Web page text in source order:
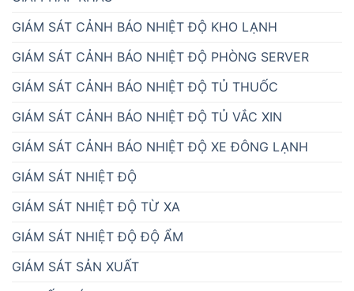
GIÁM SÁT CẢNH BÁO NHIỆT ĐỘ KHO LẠNH
GIÁM SÁT CẢNH BÁO NHIỆT ĐỘ PHÒNG SERVER
GIÁM SÁT CẢNH BÁO NHIỆT ĐỘ TỦ THUỐC
GIÁM SÁT CẢNH BÁO NHIỆT ĐỘ TỦ VẮC XIN
GIÁM SÁT CẢNH BÁO NHIỆT ĐỘ XE ĐÔNG LẠNH
GIÁM SÁT NHIỆT ĐỘ
GIÁM SÁT NHIỆT ĐỘ TỪ XA
GIÁM SÁT NHIỆT ĐỘ ĐỘ ẨM
GIÁM SÁT SẢN XUẤT